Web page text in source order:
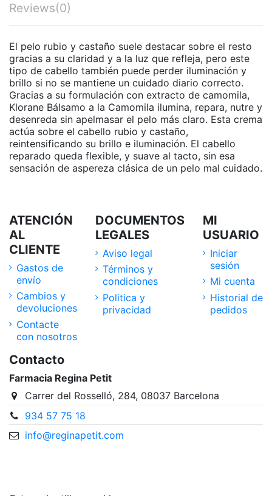
Reviews(0)
El pelo rubio y castaño suele destacar sobre el resto
gracias a su claridad y a la luz que refleja, pero este
tipo de cabello también puede perder iluminación y
brillo si no se mantiene un cuidado diario correcto.
Gracias a su formulación con extracto de camomila,
Klorane Bálsamo a la Camomila ilumina, repara, nutre y
desenreda sin apelmasar el pelo más claro. Esta crema
actúa sobre el cabello rubio y castaño,
reintensificando su brillo e iluminación. El cabello
reparado queda flexible, y suave al tacto, sin esa
sensación de aspereza clásica de un pelo mal cuidado.
ATENCIÓN
AL
CLIENTE
Gastos de
envío
Cambios y
devoluciones
Contacte
con nosotros
DOCUMENTOS
LEGALES
Aviso legal
Términos y
condiciones
Politica y
privacidad
MI
USUARIO
Iniciar
sesión
Mi cuenta
Historial de
pedidos
Contacto
Farmacia Regina Petit
Carrer del Rosselló, 284, 08037 Barcelona
934 57 75 18
info@reginapetit.com